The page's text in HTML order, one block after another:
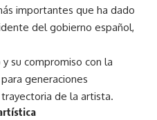
importantes que ha dado
del gobierno español,
su compromiso con la
generaciones
de la artista.